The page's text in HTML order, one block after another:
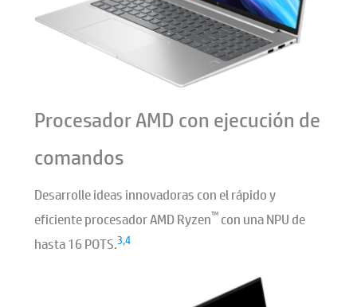
Procesador AMD con ejecución de
comandos
Desarrolle ideas innovadoras con el rápido y
eficiente procesador AMD Ryzen™ con una NPU de
hasta 16 POTS.3 ,4